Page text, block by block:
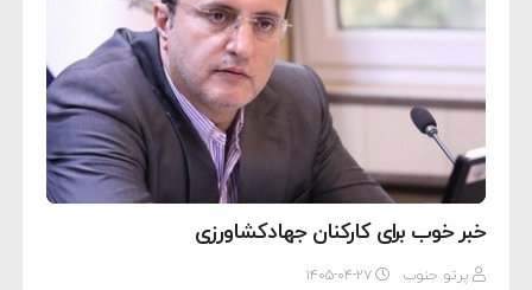
خبر خوب برای کارکنان جهادکشاورزی
پرتو جنوب ۱۴۰۵-۰۴-۲۷